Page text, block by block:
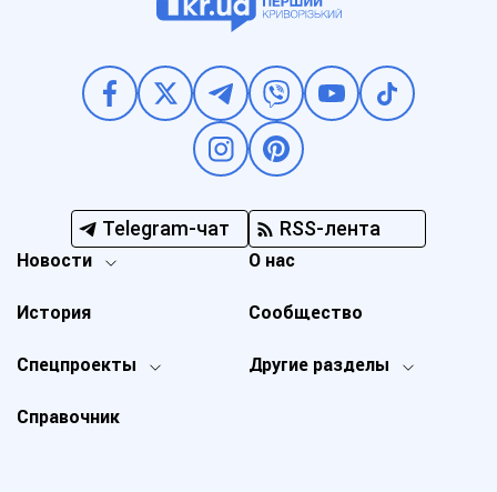
Telegram-чат RSS-лента
Новости
Спецпроекты Другие разделы
История
О нас
Справочник
Сообщество